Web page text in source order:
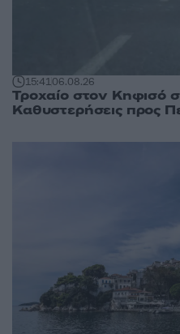
15:4106.08.26
Τροχαίο στον Κηφισό
Καθυστερήσεις προς